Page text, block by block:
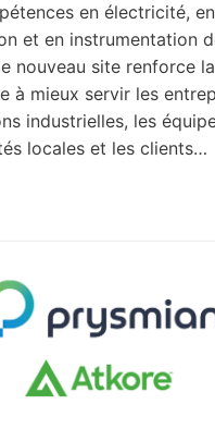
en électricité, en
et en instrumentation
nouveau site renforce
à mieux servir les
industrielles, les
locales et les clients…